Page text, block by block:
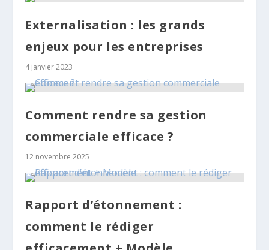
Externalisation : les grands
enjeux pour les entreprises
4 janvier 2023
Comment rendre sa gestion
commerciale efficace ?
12 novembre 2025
Rapport d’étonnement :
comment le rédiger